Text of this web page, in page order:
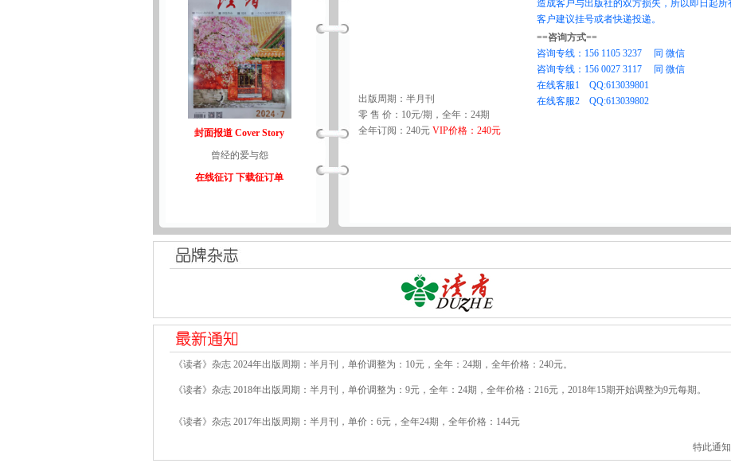
封面报道 Cover Story
曾经的爱与怨
在线征订 下载征订单
出版周期：半月刊
零 售 价：10元/期，全年：24期
全年订阅：240元 VIP价格：240元
《读者》杂志 2024年出版周期：半月刊，单价调整为：10元，全年：24期，全年价格：240元。
《读者》杂志 2018年出版周期：半月刊，单价调整为：9元，全年：24期，全年价格：216元，2018年15期开始调整为9元每期。
《读者》杂志 2017年出版周期：半月刊，单价：6元，全年24期，全年价格：144元
特此通知